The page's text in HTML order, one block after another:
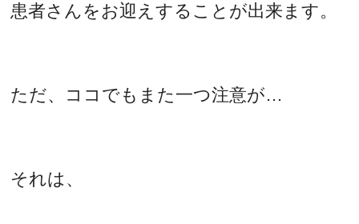
患者さんをお迎えすることが出来ます。
ただ、ココでもまた一つ注意が…
それは、